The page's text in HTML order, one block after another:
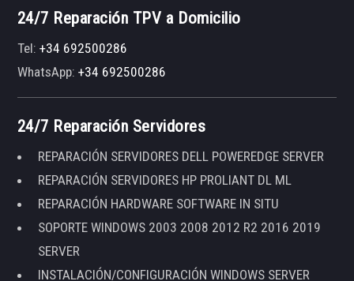
24/7 Reparación TPV a Domicilio
Tel:+34 692500286
WhatsApp:+34 692500286
24/7 Reparación Servidores
REPARACIÓN SERVIDORES DELL POWEREDGE SERVER
REPARACIÓN SERVIDORES HP PROLIANT DL ML
REPARACIÓN HARDWARE SOFTWARE IN SITU
SOPORTE WINDOWS 2003 2008 2012 R2 2016 2019
SERVER
INSTALACIÓN/CONFIGURACIÓN WINDOWS SERVER